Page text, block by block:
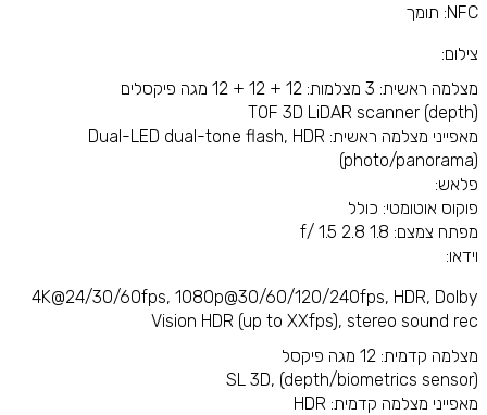
NFC: תומך
צילום:
מצלמה ראשית: 3 מצלמות: 12 + 12 + 12 מגה פיקסלים
TOF 3D LiDAR scanner (depth)
מאפייני מצלמה ראשית: Dual-LED dual-tone flash, HDR
(photo/panorama)
פלאש:
פוקוס אוטומטי: כולל
מפתח צמצם: 1.8 2.8 1.5 /f
וידאו:
4K@24/30/60fps, 1080p@30/60/120/240fps, HDR, Dolby
Vision HDR (up to XXfps), stereo sound rec
מצלמה קדמית: 12 מגה פיקסל
SL 3D, (depth/biometrics sensor)
מאפייני מצלמה קדמית: HDR